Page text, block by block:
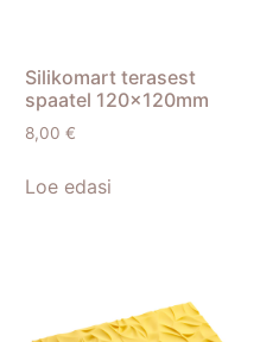
Silikomart terasest
spaatel 120x120mm
8,00 €
Loe edasi